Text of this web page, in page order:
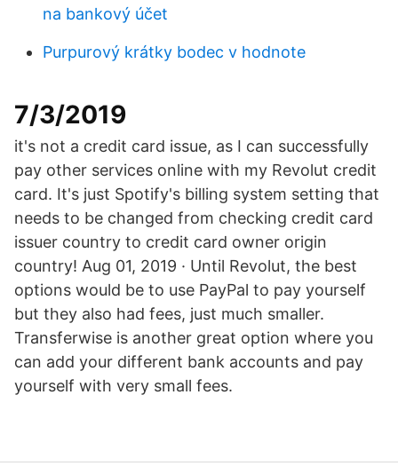
na bankový účet
Purpurový krátky bodec v hodnote
7/3/2019
it's not a credit card issue, as I can successfully
pay other services online with my Revolut credit
card. It's just Spotify's billing system setting that
needs to be changed from checking credit card
issuer country to credit card owner origin
country! Aug 01, 2019 · Until Revolut, the best
options would be to use PayPal to pay yourself
but they also had fees, just much smaller.
Transferwise is another great option where you
can add your different bank accounts and pay
yourself with very small fees.